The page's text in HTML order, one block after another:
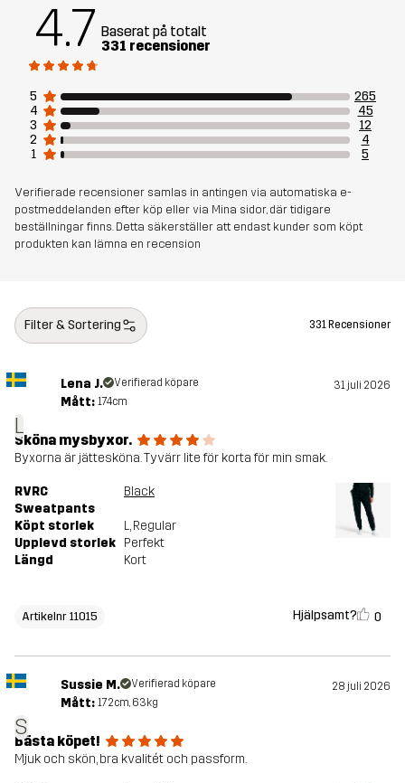
Skapad för VARDAG
Artikelnummer 11015_2183
4.7 Baserat på totalt
331 recensioner
5
265
4
45
3
12
2
4
1
5
Verifierade recensioner samlas in antingen via automatiska e-
postmeddelanden efter köp eller via Mina sidor, där tidigare
beställningar finns. Detta säkerställer att endast kunder som köpt
produkten kan lämna en recension
Filter & Sortering 331 Recensioner
L
Lena J. Verifierad köpare 31 juli 2026
Mått: 174cm
Sköna mysbyxor.
Byxorna är jättesköna. Tyvärr lite för korta för min smak.
RVRC
Sweatpants
Black
Köpt storlek L, Regular
Upplevd storlek Perfekt
Längd
Kort
Artikelnr 11015 Hjälpsamt? 0
S
Sussie M. Verifierad köpare 28 juli 2026
Mått: 172cm, 63kg
Bästa köpet!
Mjuk och skön, bra kvalitét och passform.